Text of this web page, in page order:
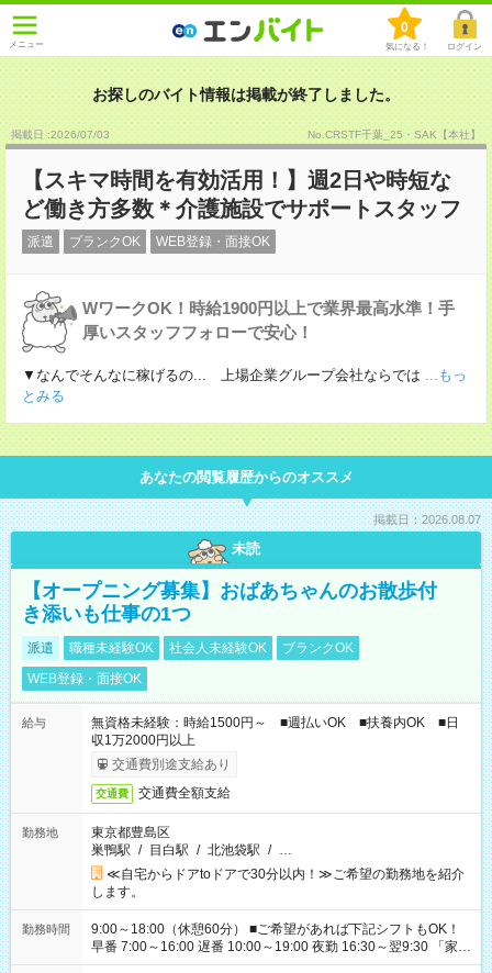
メニュー
0
気になる！ ログイン
お探しのバイト情報は掲載が終了しました。
掲載日 :2026/07/03 No.CRSTF千葉_25・SAK【本社】
【スキマ時間を有効活用！】週2日や時短な
ど働き方多数＊介護施設でサポートスタッフ
派遣 ブランクOK WEB登録・面接OK
WワークOK！時給1900円以上で業界最高水準！手
厚いスタッフフォローで安心！
▼なんでそんなに稼げるの... 上場企業グループ会社ならでは ...もっ
とみる
あなたの閲覧履歴からのオススメ
掲載日：2026.08.07
未読
【オープニング募集】おばあちゃんのお散歩付
き添いも仕事の1つ
派遣 職種未経験OK 社会人未経験OK
ブランクOK
WEB登録・面接OK
給与
無資格未経験：時給1500円～ ■週払いOK ■扶養内OK ■日
収1万2000円以上
交通費別途支給あり
交通費 交通費全額支給
勤務地
東京都豊島区
巣鴨駅 / 目白駅 / 北池袋駅 / …
≪自宅からドアtoドアで30分以内！≫ご希望の勤務地を紹介
します。
勤務時間
9:00～18:00（休憩60分） ■ご希望があれば下記シフトもOK！
早番 7:00～16:00 遅番 10:00～19:00 夜勤 16:30～翌9:30 「家族
と休みを合わせたい」 「余裕を持って夕飯の準備がしたい」